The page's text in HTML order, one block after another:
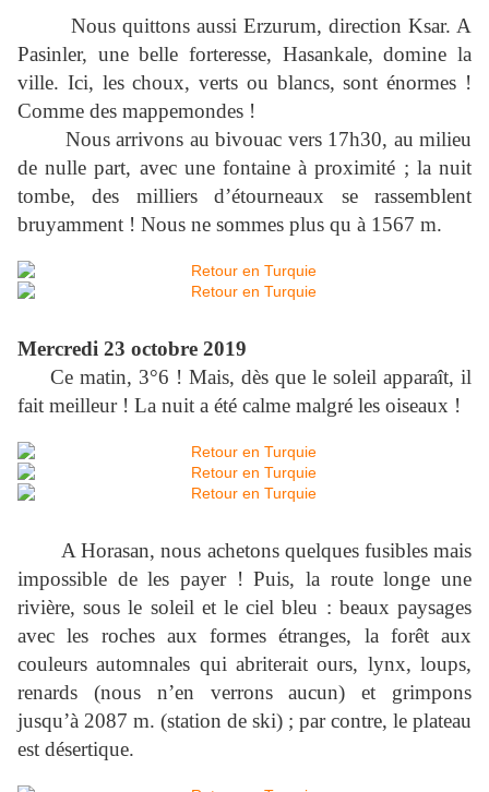
Nous quittons aussi Erzurum, direction Ksar. A
Pasinler, une belle forteresse, Hasankale, domine la
ville. Ici, les choux, verts ou blancs, sont énormes !
Comme des mappemondes !
Nous arrivons au bivouac vers 17h30, au milieu
de nulle part, avec une fontaine à proximité ; la nuit
tombe, des milliers d’étourneaux se rassemblent
bruyamment ! Nous ne sommes plus qu à 1567 m.
Mercredi 23 octobre 2019
Ce matin, 3°6 ! Mais, dès que le soleil apparaît, il
fait meilleur ! La nuit a été calme malgré les oiseaux !
A Horasan, nous achetons quelques fusibles mais
impossible de les payer ! Puis, la route longe une
rivière, sous le soleil et le ciel bleu : beaux paysages
avec les roches aux formes étranges, la forêt aux
couleurs automnales qui abriterait ours, lynx, loups,
renards (nous n’en verrons aucun) et grimpons
jusqu’à 2087 m. (station de ski) ; par contre, le plateau
est désertique.